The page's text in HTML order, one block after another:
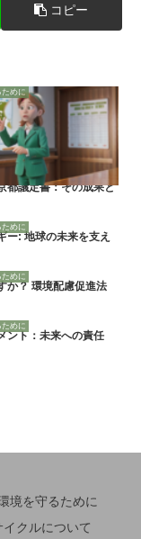
コピー
めに
都議定書：その成果と
めに
ー: 地球の未来を支え
めに
か？ 環境配慮促進法
めに
ント：未来への責任
境を守るために
イクルについて